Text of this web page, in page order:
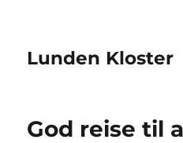
Lunden Kloster
God reise til